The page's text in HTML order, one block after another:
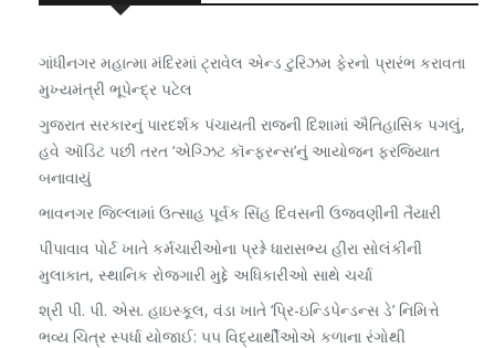
ગાંધીનગર મહાત્મા મંદિરમાં ટ્રાવેલ એન્ડ ટુરિઝમ ફેરનો પ્રારંભ કરાવતા
મુખ્યમંત્રી ભૂપેન્દ્ર પટેલ
ગુજરાત સરકારનું પારદર્શક પંચાયતી રાજની દિશામાં ઐતિહાસિક પગલું,
હવે ઑડિટ પછી તરત ‘એગ્ઝિટ કૉન્ફરન્સ’નું આયોજન ફરજિયાત
બનાવાયું
ભાવનગર જિલ્લામાં ઉત્સાહ પૂર્વક સિંહ દિવસની ઉજવણીની તૈયારી
પીપાવાવ પોર્ટ ખાતે કર્મચારીઓના પ્રશ્ને ધારાસભ્ય હીરા સોલંકીની
મુલાકાત, સ્થાનિક રોજગારી મુદ્દે અધિકારીઓ સાથે ચર્ચા
શ્રી પી. પી. એસ. હાઇસ્કૂલ, વંડા ખાતે ‘પ્રિ-ઇન્ડિપેન્ડન્સ ડે’ નિમિત્તે
ભવ્ય ચિત્ર સ્પર્ધા યોજાઈ: ૫૫ વિદ્યાર્થીઓએ કળાના રંગોથી